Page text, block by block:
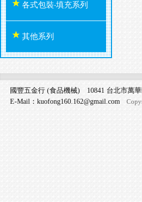
各式包裝‧填充系列
其他系列
國豐五金行 (食品機械) 10841 台北市萬
E-Mail：kuofong160.162@gmail.com